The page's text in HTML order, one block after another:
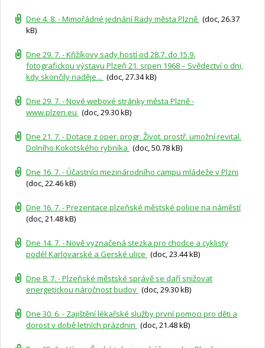
Dne 4. 8. - Mimořádné jednání Rady města Plzně (doc, 26.37
kB)
Dne 29. 7. - Křižíkovy sady hostí od 28.7. do 15.9.
fotografickou výstavu Plzeň 21. srpen 1968 – Svědectví o dni,
kdy skončily naděje... (doc, 27.34 kB)
Dne 29. 7. - Nové webové stránky města Plzně -
www.plzen.eu (doc, 29.30 kB)
Dne 21. 7. - Dotace z oper. progr. Život. prostř. umožní revital.
Dolního Kokotského rybníka (doc, 50.78 kB)
Dne 16. 7. - Účastníci mezinárodního campu mládeže v Plzni
(doc, 22.46 kB)
Dne 16. 7. - Prezentace plzeňské městské policie na náměstí
(doc, 21.48 kB)
Dne 14. 7. - Nově vyznačená stezka pro chodce a cyklisty
podél Karlovarské a Gerské ulice (doc, 23.44 kB)
Dne 8. 7. - Plzeňské městské správě se daří snižovat
energetickou náročnost budov (doc, 29.30 kB)
Dne 30. 6. - Zajištění lékařské služby první pomoci pro děti a
dorost v době letních prázdnin (doc, 21.48 kB)